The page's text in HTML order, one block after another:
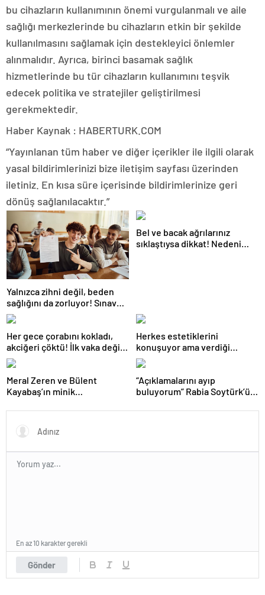
bu cihazların kullanımının önemi vurgulanmalı ve aile
sağlığı merkezlerinde bu cihazların etkin bir şekilde
kullanılmasını sağlamak için destekleyici önlemler
alınmalıdır. Ayrıca, birinci basamak sağlık
hizmetlerinde bu tür cihazların kullanımını teşvik
edecek politika ve stratejiler geliştirilmesi
gerekmektedir.
Haber Kaynak : HABERTURK.COM
“Yayınlanan tüm haber ve diğer içerikler ile ilgili olarak
yasal bildirimlerinizi bize iletişim sayfası üzerinden
iletiniz. En kısa süre içerisinde bildirimlerinize geri
dönüş sağlanılacaktır.”
Yalnızca zihni değil, beden
sağlığını da zorluyor! Sınavda
başarı tabakta başlıyor
Bel ve bacak ağrılarınız
sıklaştıysa dikkat! Nedeni
Her gece çorabını kokladı,
akciğeri çöktü! İlk vaka değil:
‘Klozet yanında masum kalır’
Herkes estetiklerini
konuşuyor ama verdiği
kiloları kimse görmüyor…
Şarkıcı Ceylan sitem etti!
Meral Zeren ve Bülent
Kayabaş’ın minik
ismini tanıdınız mı?
“Açıklamalarını ayıp
buluyorum” Rabia Soytürk’ün
tokat gibi cevap!
Gönder
En az 10 karakter gerekli